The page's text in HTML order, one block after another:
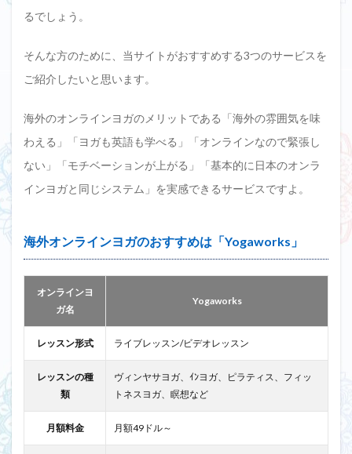
るでしょう。
そんな方のために、当サイトがおすすめする3つのサービスを
ご紹介したいと思います。
海外のオンラインヨガのメリットである「海外の雰囲気を味
わえる」「ヨガも英語も学べる」「オンラインなので緊張し
ない」「モチベーションが上がる」「基本的に日本のオンラ
インヨガと同じシステム」を実感できるサービスですよ。
海外オンラインヨガのおすすめは「Yogaworks」
オンラインヨ
ガ名
Yogaworks
レッスン形式 ライブレッスン/ビデオレッスン
レッスンの種
類
ヴィンヤサヨガ、ｲﾝヨガ、ピラティス、フィッ
トネスヨガ、瞑想など
月額料金 月額49ドル～